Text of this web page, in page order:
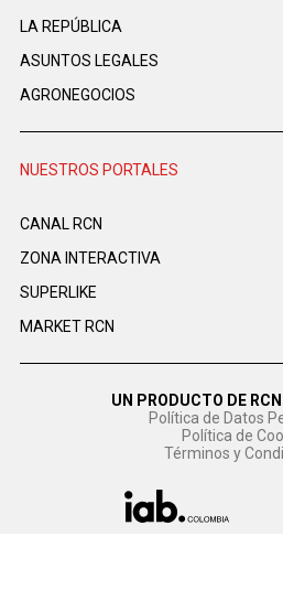
LA REPÚBLICA
ASUNTOS LEGALES
AGRONEGOCIOS
NUESTROS PORTALES
CANAL RCN
ZONA INTERACTIVA
SUPERLIKE
MARKET RCN
UN PRODUCTO DE
Política de Datos
Política de
Términos y